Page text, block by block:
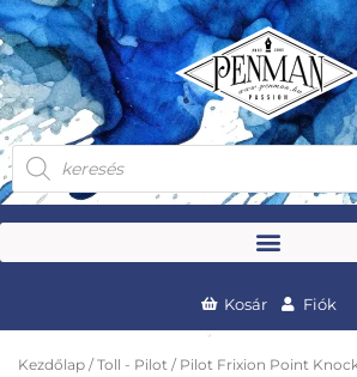
Skip
to
content
Products
search
Kosár Fiók
Kezdőlap /Toll - Pilot / Pilot Frixion Point